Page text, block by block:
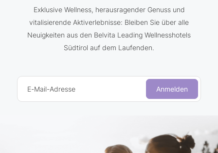
Exklusive Wellness, herausragender Genuss und
vitalisierende Aktiverlebnisse: Bleiben Sie über alle
Neuigkeiten aus den Belvita Leading Wellnesshotels
Südtirol auf dem Laufenden.
E-Mail-Adresse Anmelden